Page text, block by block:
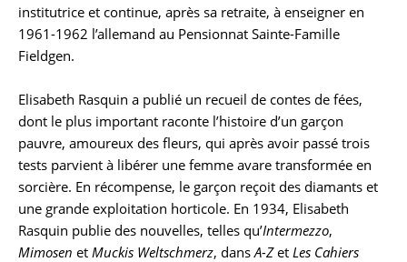
institutrice et continue, après sa retraite, à enseigner en
1961-1962 l’allemand au Pensionnat Sainte-Famille
Fieldgen.
Elisabeth Rasquin a publié un recueil de contes de fées,
dont le plus important raconte l’histoire d’un garçon
pauvre, amoureux des fleurs, qui après avoir passé trois
tests parvient à libérer une femme avare transformée en
sorcière. En récompense, le garçon reçoit des diamants et
une grande exploitation horticole. En 1934, Elisabeth
Rasquin publie des nouvelles, telles qu’Intermezzo,
Mimosen et Muckis Weltschmerz, dansA-Zet Les Cahiers